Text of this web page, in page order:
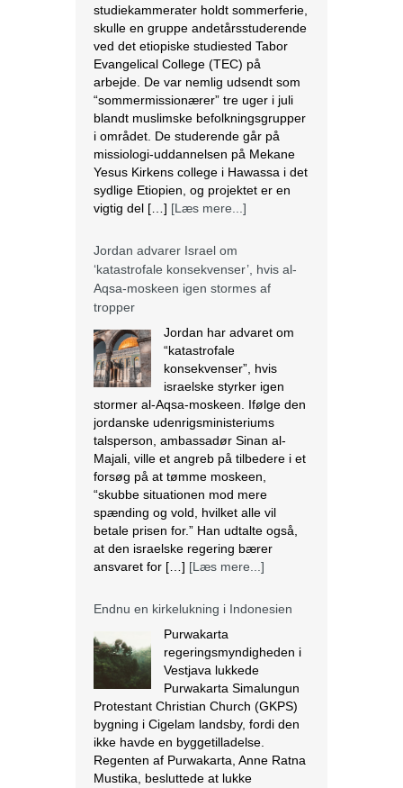
studiekammerater holdt sommerferie,
skulle en gruppe andetårsstuderende
ved det etiopiske studiested Tabor
Evangelical College (TEC) på
arbejde. De var nemlig udsendt som
“sommermissionærer” tre uger i juli
blandt muslimske befolkningsgrupper
i området. De studerende går på
missiologi-uddannelsen på Mekane
Yesus Kirkens college i Hawassa i det
sydlige Etiopien, og projektet er en
vigtig del […] [Læs mere...]
Jordan advarer Israel om
‘katastrofale konsekvenser’, hvis al-
Aqsa-moskeen igen stormes af
tropper
Jordan har advaret om
“katastrofale
konsekvenser”, hvis
israelske styrker igen
stormer al-Aqsa-moskeen. Ifølge den
jordanske udenrigsministeriums
talsperson, ambassadør Sinan al-
Majali, ville et angreb på tilbedere i et
forsøg på at tømme moskeen,
“skubbe situationen mod mere
spænding og vold, hvilket alle vil
betale prisen for.” Han udtalte også,
at den israelske regering bærer
ansvaret for […] [Læs mere...]
Endnu en kirkelukning i Indonesien
Purwakarta
regeringsmyndigheden i
Vestjava lukkede
Purwakarta Simalungun
Protestant Christian Church (GKPS)
bygning i Cigelam landsby, fordi den
ikke havde en byggetilladelse.
Regenten af Purwakarta, Anne Ratna
Mustika, besluttede at lukke